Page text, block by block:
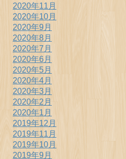
2020年11月
2020年10月
2020年9月
2020年8月
2020年7月
2020年6月
2020年5月
2020年4月
2020年3月
2020年2月
2020年1月
2019年12月
2019年11月
2019年10月
2019年9月